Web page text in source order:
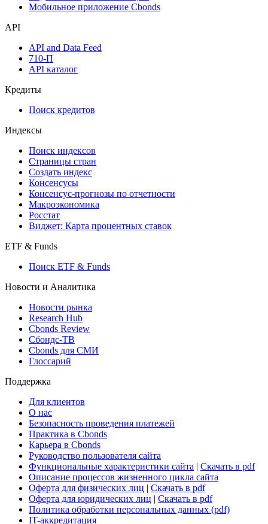
Мобильное приложение Cbonds
API
API and Data Feed
API каталог
Кредиты
Поиск кредитов
Индексы
Поиск индексов
Страницы стран
Создать индекс
Консенсусы
Макроэкономика
Виджет: Карта процентных ставок
ETF & Funds
Поиск ETF & Funds
Новости и Аналитика
Новости рынка
Research Hub
Сбондс-ТВ
Глоссарий
Поддержка
Для клиентов
О нас
Безопасность проведения платежей
Практика в Cbonds
Карьера в Cbonds
Руководство пользователя сайта
Функциональные характеристики сайта|Скачать в pdf
Описание процессов жизненного цикла сайта